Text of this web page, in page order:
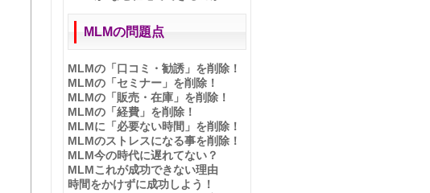
中傷記事やコピペの対処法
プラトーを知れば成功できる
コーチングって何？
すぐに稼ぐか？長く稼ぐか？
時間泥棒になってない？
他のネットビジネスをしている
人に朗報！
定年後にピッタリのMLM
サラリーマン推奨のMLM
有名人じゃないシングルママ成
功！
MLMの問題点
MLMの「口コミ・勧誘」を削除！
MLMの「セミナー」を削除！
MLMの「販売・在庫」を削除！
MLMの「経費」を削除！
MLMに「必要ない時間」を削除！
MLMのストレスになる事を削除！
MLM今の時代に遅れてない？
MLMこれが成功できない理由
時間をかけずに成功しよう！